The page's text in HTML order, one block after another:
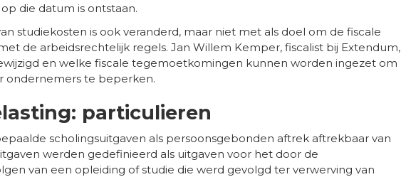
die datum is ontstaan.
studiekosten is ook veranderd, maar niet met als doel om de fiscale
de arbeidsrechtelijk regels. Jan Willem Kemper, fiscalist bij Extendum,
en welke fiscale tegemoetkomingen kunnen worden ingezet om
ondernemers te beperken.
particulieren
scholingsuitgaven als persoonsgebonden aftrek aftrekbaar van
werden gedefinieerd als uitgaven voor het door de
van een opleiding of studie die werd gevolgd ter verwerving van